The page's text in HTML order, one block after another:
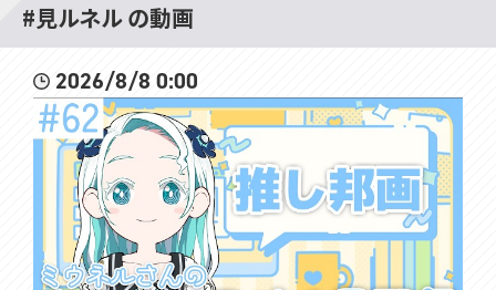
#見ルネル の動画
2026/8/8 0:00